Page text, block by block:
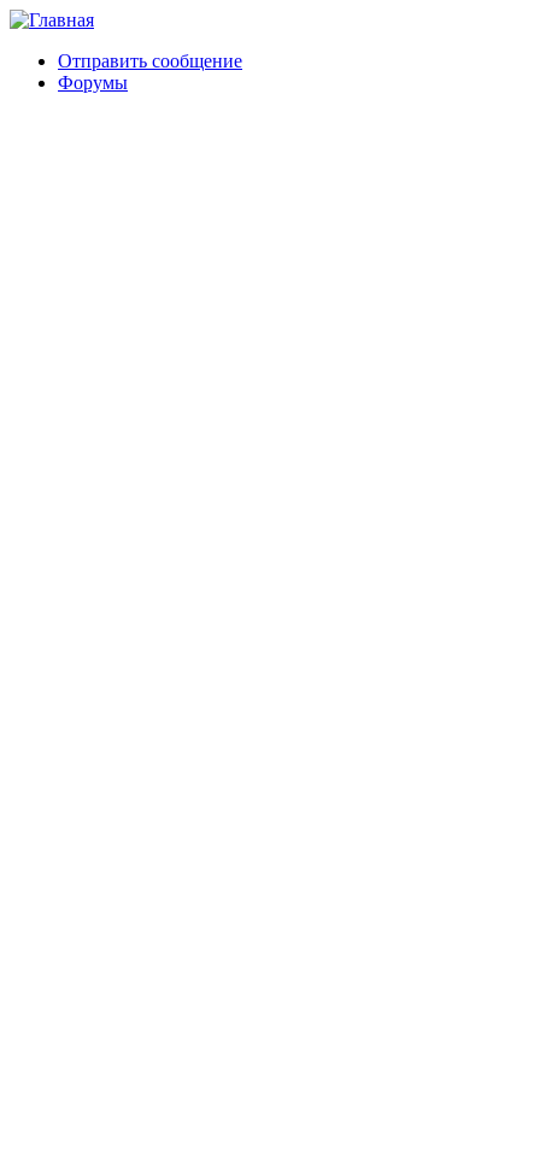
Отправить сообщение
Форумы